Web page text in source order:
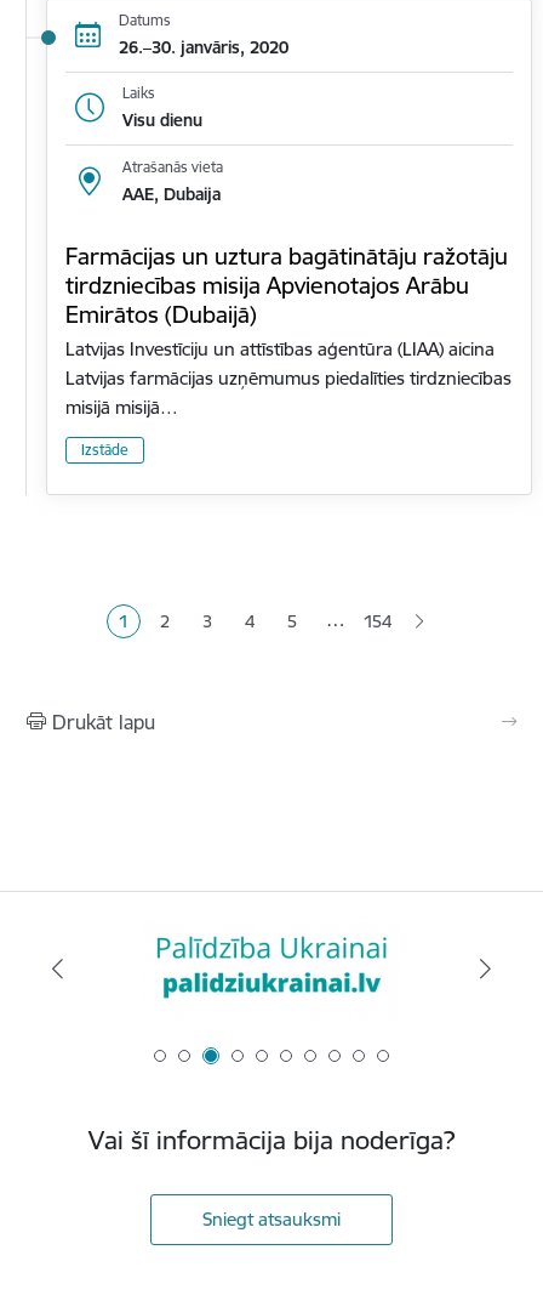
Datums
26.–30. janvāris, 2020
Laiks
Visu dienu
Atrašanās vieta
AAE, Dubaija
Farmācijas un uztura bagātinātāju ražotāju
tirdzniecības misija Apvienotajos Arābu
Emirātos (Dubaijā)
Latvijas Investīciju un attīstības aģentūra (LIAA) aicina
Latvijas farmācijas uzņēmumus piedalīties tirdzniecības
misijā misijā…
Izstāde
Pašreizējā lapa
1 Lapa
2 Lapa
3 Lapa
4 Lapa
5 … 154
Drukāt lapu
Vai šī informācija bija noderīga?
Sniegt atsauksmi